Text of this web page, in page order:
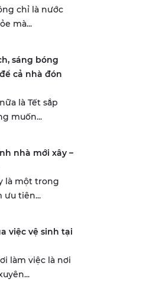
chỉ là nước
mà...
sáng bóng
cả nhà đón
là Tết sắp
muốn...
nhà mới xây –
là một trong
ưu tiên...
việc vệ sinh tại
làm việc là nơi